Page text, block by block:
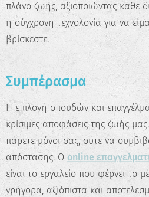
πλάνο ζωής, αξιοποιώντας κάθε
η σύγχρονη τεχνολογία για να
βρίσκεστε.
Συμπέρασμα
Η επιλογή σπουδών και
κρίσιμες αποφάσεις της ζωής
πάρετε μόνοι σας, ούτε να
απόστασης. Ο online
είναι το εργαλείο που φέρνει το
γρήγορα, αξιόπιστα και